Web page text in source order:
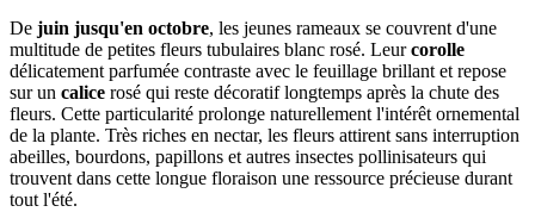
De juin jusqu'en octobre, les jeunes rameaux se couvrent d'une
multitude de petites fleurs tubulaires blanc rosé. Leurcorolle
délicatement parfumée contraste avec le feuillage brillant et repose
sur un calice rosé qui reste décoratif longtemps après la chute des
fleurs. Cette particularité prolonge naturellement l'intérêt ornemental
de la plante. Très riches en nectar, les fleurs attirent sans interruption
abeilles, bourdons, papillons et autres insectes pollinisateurs qui
trouvent dans cette longue floraison une ressource précieuse durant
tout l'été.